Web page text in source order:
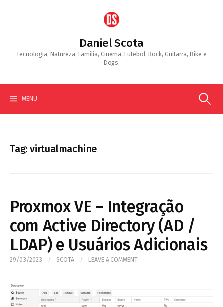
Daniel Scota
Tecnologia, Natureza, Familia, Cinema, Futebol, Rock, Guitarra, Bike e
Dogs.
MENU Search
Tag:virtualmachine
Proxmox VE – Integração
com Active Directory (AD /
LDAP) e Usuários Adicionais
29/03/2023 / SCOTA / LEAVE A COMMENT